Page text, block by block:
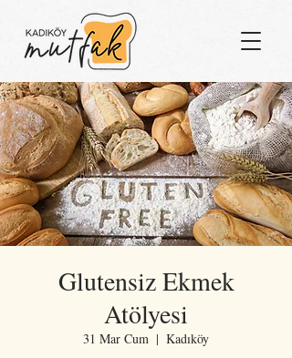
Glutensiz Ekmek
Atölyesi
31 Mar Cum
  |
Kadıköy